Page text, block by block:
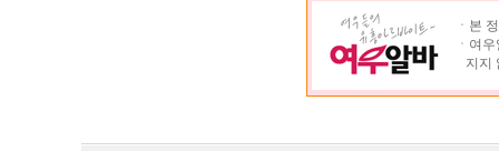
ㆍ본
ㆍ여
지지